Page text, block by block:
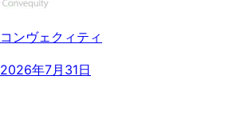
コンヴェクィティ
2026年7月31日